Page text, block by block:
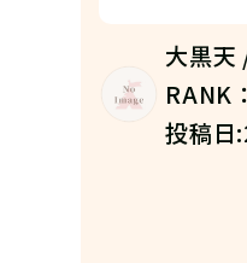
大黒天
RANK
投稿日